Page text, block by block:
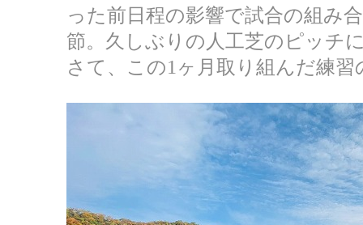
った前日程の影響で試合の組み
節。久しぶりの人工芝のピッチ
さて、この1ヶ月取り組んだ練